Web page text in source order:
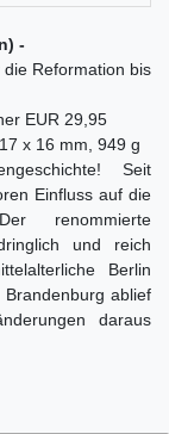
-
Reformation bis
EUR 29,95
x 16 mm, 949 g
Seit
Einfluss auf die
renommierte
und reich
Berlin
ablief
daraus